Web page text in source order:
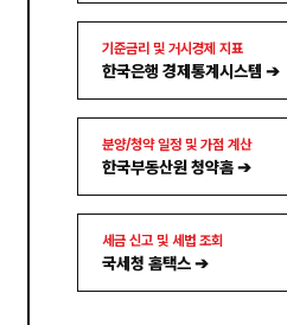
기준금리 및 거시경제 지표
한국은행 경제통계시스템 ➔
분양/청약 일정 및 가점 계산
한국부동산원 청약홈 ➔
세금 신고 및 세법 조회
국세청 홈택스 ➔